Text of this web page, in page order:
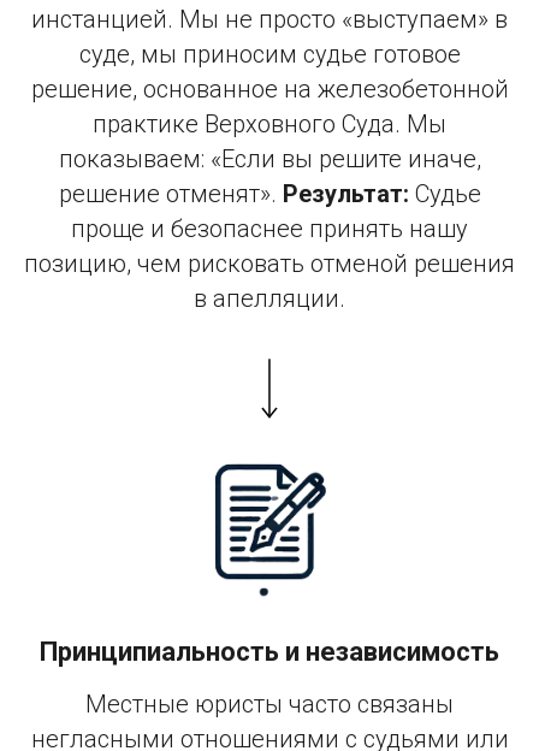
инстанцией. Мы не просто «выступаем» в
суде, мы приносим судье готовое
решение, основанное на железобетонной
практике Верховного Суда. Мы
показываем: «Если вы решите иначе,
решение отменят». Результат: Судье
проще и безопаснее принять нашу
позицию, чем рисковать отменой решения
в апелляции.
Принципиальность и независимость
Местные юристы часто связаны
негласными отношениями с судьями или